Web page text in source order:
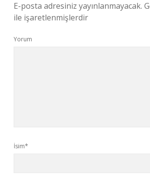
E-posta adresiniz yayınlanmayacak.
ile işaretlenmişlerdir
Yorum
İsim*